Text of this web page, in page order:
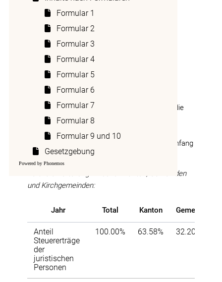
Formular 1
Formular 2
Formular 3
Formular 4
Formular 5
Formular 6
Formular 7
Formular 8
Formular 9 und 10
Gesetzgebung
Powered by Phonemos
zwischen Kanton,
Gemeinden und
Kirchgemeinden
Die Steuererträge der juristischen Personen
(Gewinn- und Kapitalsteuern) von Kanton,
Gemeinden und Kirchgemeinden entfallen im
langjährigen Vergleich zu rund 33 Prozent auf die
Gemeinden und zu rund 4 Prozent auf die
Kirchgemeinden. Die Gemeinden und
Kirchgemeinden werden deshalb in diesem Umfang
am finanziellen Ausgleich beteiligt.
Vertikale Verteilung zwischen Kanton, Gemeinden
und Kirchgemeinden:
Jahr Total Kanton Gemeinden
Anteil
Steuererträge
der
juristischen
Personen
100.00% 63.58% 32.20%